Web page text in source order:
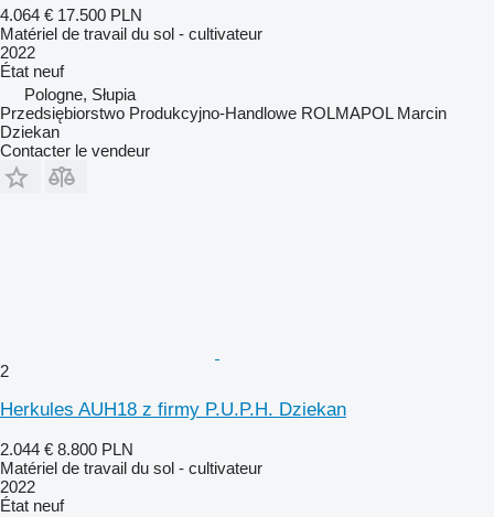
4.064 € 17.500 PLN
Matériel de travail du sol - cultivateur
2022
État neuf
Pologne, Słupia
Przedsiębiorstwo Produkcyjno-Handlowe ROLMAPOL Marcin
Dziekan
Contacter le vendeur
2
Herkules AUH18 z firmy P.U.P.H. Dziekan
2.044 € 8.800 PLN
Matériel de travail du sol - cultivateur
2022
État neuf